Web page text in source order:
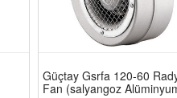
Güçtay Gsrfa 120-60
Fan (salyangoz